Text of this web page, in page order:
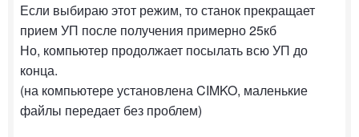
Если выбираю этот режим, то станок прекращает
прием УП после получения примерно 25кб
Но, компьютер продолжает посылать всю УП до
конца.
(на компьютере установлена CIMKO, маленькие
файлы передает без проблем)